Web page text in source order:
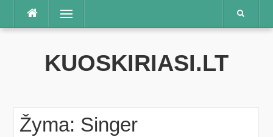
Praleisti
Meniu
KUOSKIRIASI.LT
Žyma: Singer